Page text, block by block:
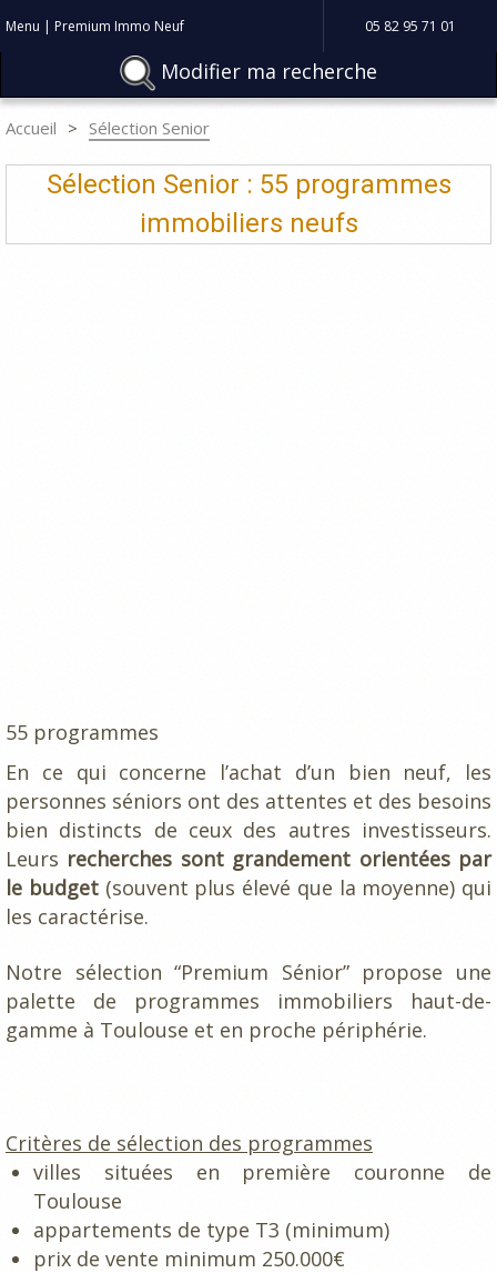
Menu | Premium Immo Neuf 05 82 95 71 01
Modifier ma recherche
Accueil Sélection Senior
Sélection Senior : 55 programmes
immobiliers neufs
55 programmes
En ce qui concerne l’achat d’un bien neuf, les
personnes séniors ont des attentes et des besoins
bien distincts de ceux des autres investisseurs.
Leurs recherches sont grandement orientées par
le budget(souvent plus élevé que la moyenne) qui
les caractérise.
Notre sélection “Premium Sénior” propose une
palette de programmes immobiliers haut-de-
gamme à Toulouse et en proche périphérie.
Critères de sélection des programmes
villes situées en première couronne de
Toulouse
appartements de type T3 (minimum)
prix de vente minimum 250.000€